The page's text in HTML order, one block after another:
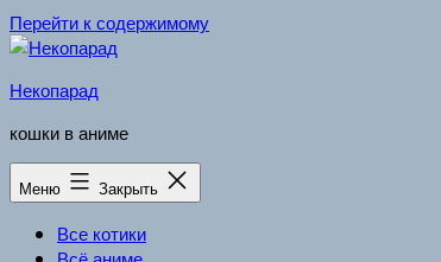
Перейти к содержимому
Некопарад
кошки в аниме
Меню Закрыть
Все котики